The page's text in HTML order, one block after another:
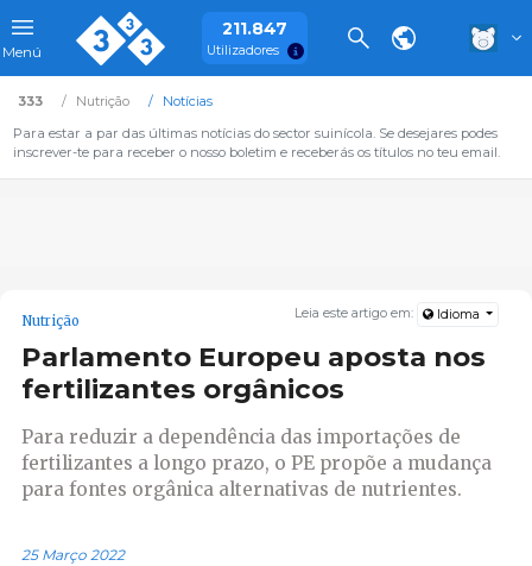
Menú
211.847
Utilizadores
333 Nutrição
Notícias
Para estar a par das últimas notícias do sector suinícola. Se desejares podes
inscrever-te para receber o nosso boletim e receberás os títulos no teu email.
Leia este artigo em: Idioma
Nutrição
Parlamento Europeu aposta nos
fertilizantes orgânicos
Para reduzir a dependência das importações de
fertilizantes a longo prazo, o PE propõe a mudança
para fontes orgânica alternativas de nutrientes.
25 Março 2022